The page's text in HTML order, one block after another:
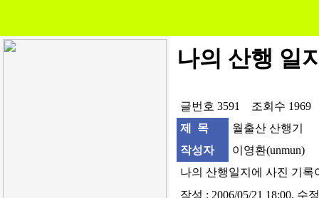
나의 산행 일
글번호 3591 조회수
제 목
월출산 산행기
작성자
이영환(unmun)
나의 산행일지에 사진 기
작성 : 2006/05/21 18:00, 수